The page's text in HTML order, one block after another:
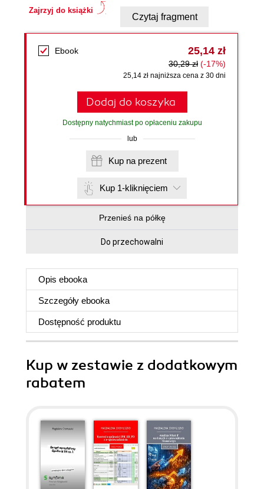
Zajrzyj do książki
Czytaj fragment
Ebook 25,14 zł
30,29 zł (-17%)
25,14 zł najniższa cena z 30 dni
Dodaj do koszyka
Dostępny natychmiast po opłaceniu zakupu
lub
Kup na prezent
Kup 1-kliknięciem
Przenieś na półkę
Do przechowalni
Opis ebooka
Szczegóły ebooka
Dostępność produktu
Kup w zestawie z dodatkowym
rabatem